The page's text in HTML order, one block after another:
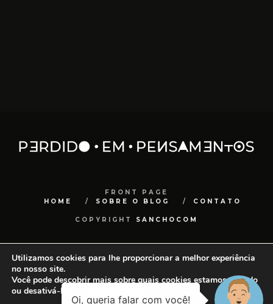
FRONT PAGE
HOME
SOBRE O BLOG CONTATO
COPYRIGHT SANCHOCOM
Utilizamos cookies para lhe proporcionar a melhor experiência
no nosso site.
Você pode descobrir mais sobre quais cookies estamos usando
ou desativá-los em